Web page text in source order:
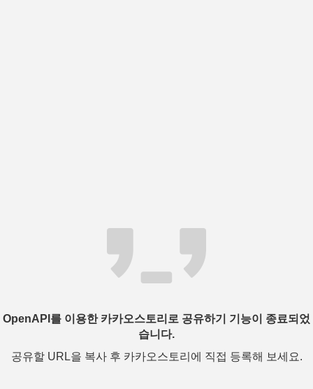
OpenAPI를 이용한 카카오스토리로 공유하기 기능이 종료되었
습니다.
공유할 URL을 복사 후 카카오스토리에 직접 등록해 보세요.